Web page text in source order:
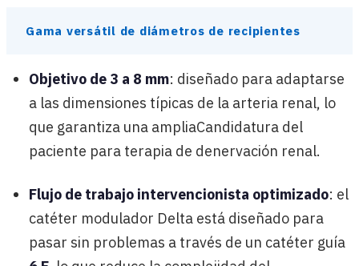
Gama versátil de diámetros de recipientes
Objetivo de 3 a 8 mm: diseñado para adaptarse
a las dimensiones típicas de la arteria renal, lo
que garantiza una ampliaCandidatura del
paciente para terapia de denervación renal.
Flujo de trabajo intervencionista optimizado: el
catéter modulador Delta está diseñado para
pasar sin problemas a través de un catéter guía